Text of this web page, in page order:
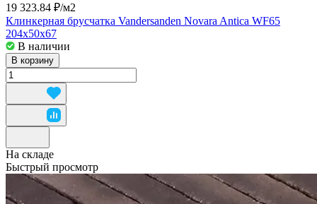
19 323.84 ₽/м2
Клинкерная брусчатка Vandersanden Novara Antica WF65
204x50x67
В наличии
В корзину
На складе
Быстрый просмотр